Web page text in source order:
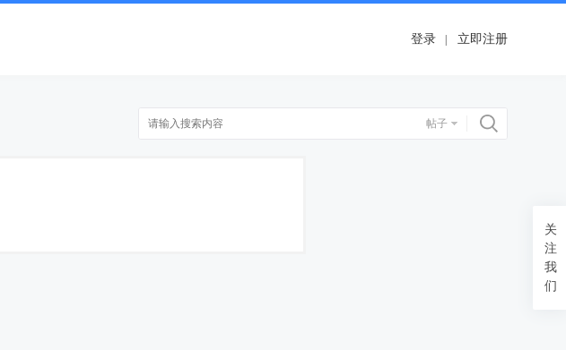
登录 立即注册
帖子
搜索
关
注
我
们